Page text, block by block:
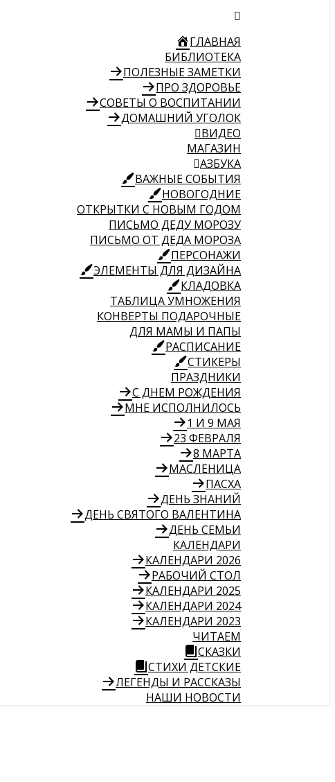
ГЛАВНАЯ
БИБЛИОТЕКА
ПОЛЕЗНЫЕ ЗАМЕТКИ
ПРО ЗДОРОВЬЕ
СОВЕТЫ О ВОСПИТАНИИ
ДОМАШНИЙ УГОЛОК
ВИДЕО
МАГАЗИН
АЗБУКА
ВАЖНЫЕ СОБЫТИЯ
НОВОГОДНИЕ
ОТКРЫТКИ С НОВЫМ ГОДОМ
ПИСЬМО ДЕДУ МОРОЗУ
ПИСЬМО ОТ ДЕДА МОРОЗА
ПЕРСОНАЖИ
ЭЛЕМЕНТЫ ДЛЯ ДИЗАЙНА
КЛАДОВКА
ТАБЛИЦА УМНОЖЕНИЯ
КОНВЕРТЫ ПОДАРОЧНЫЕ
ДЛЯ МАМЫ И ПАПЫ
РАСПИСАНИЕ
СТИКЕРЫ
ПРАЗДНИКИ
С ДНЕМ РОЖДЕНИЯ
МНЕ ИСПОЛНИЛОСЬ
1 И 9 МАЯ
23 ФЕВРАЛЯ
8 МАРТА
МАСЛЕНИЦА
ПАСХА
ДЕНЬ ЗНАНИЙ
ДЕНЬ СВЯТОГО ВАЛЕНТИНА
ДЕНЬ СЕМЬИ
КАЛЕНДАРИ
КАЛЕНДАРИ 2026
РАБОЧИЙ СТОЛ
КАЛЕНДАРИ 2025
КАЛЕНДАРИ 2024
КАЛЕНДАРИ 2023
ЧИТАЕМ
СКАЗКИ
СТИХИ ДЕТСКИЕ
ЛЕГЕНДЫ И РАССКАЗЫ
НАШИ НОВОСТИ